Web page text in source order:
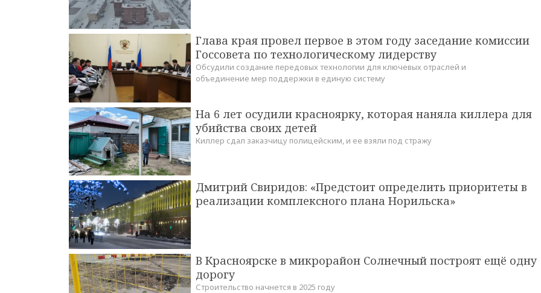
Глава края провел первое в этом году заседание комиссии
Госсовета по технологическому лидерству
Обсудили создание передовых технологии для ключевых отраслей и
объединение мер поддержки в единую систему
На 6 лет осудили красноярку, которая наняла киллера для
убийства своих детей
Киллер сдал заказчицу полицейским, и ее взяли под стражу
Дмитрий Свиридов: «Предстоит определить приоритеты в
реализации комплексного плана Норильска»
В Красноярске в микрорайон Солнечный построят ещё одну
дорогу
Строительство начнется в 2025 году